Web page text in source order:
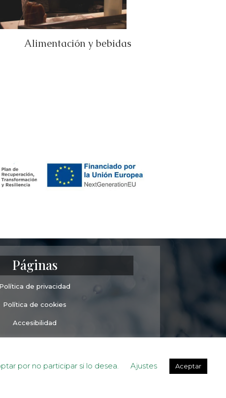
Alimentación y bebidas
Páginas
Política de privacidad
Política de cookies
Accesibilidad
por no participar si lo desea. Ajustes Aceptar